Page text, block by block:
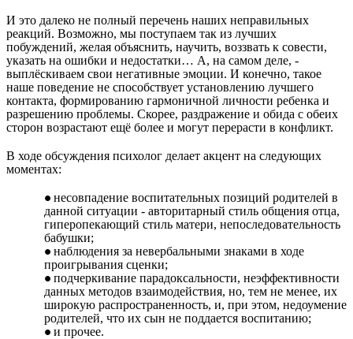
И это далеко не полный перечень наших неправильных
реакций. Возможно, мы поступаем так из лучших
побуждений, желая объяснить, научить, воззвать к совести,
указать на ошибки и недостатки… А, на самом деле, -
выплёскиваем свои негативные эмоции. И конечно, такое
наше поведение не способствует установлению лучшего
контакта, формированию гармоничной личности ребенка и
разрешению проблемы. Скорее, раздражение и обида с обеих
сторон возрастают ещё более и могут перерасти в конфликт.
В ходе обсуждения психолог делает акцент на следующих
моментах:
несовпадение воспитательных позиций родителей в
данной ситуации - авторитарный стиль общения отца,
гиперопекающий стиль матери, непоследовательность
бабушки;
наблюдения за невербальными знаками в ходе
проигрывания сценки;
подчеркивание парадоксальности, неэффективности
данных методов взаимодействия, но, тем не менее, их
широкую распространенность, и, при этом, недоумение
родителей, что их сын не поддается воспитанию;
и прочее.